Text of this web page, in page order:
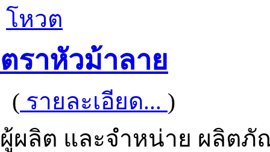
โหวต
ตราหัวม้าลาย
( รายละเอียด... )
ผู้ผลิต และจำหน่าย ผลิต